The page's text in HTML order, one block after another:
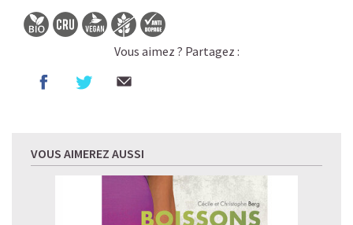
Vous aimez ? Partagez :
VOUS AIMEREZ AUSSI